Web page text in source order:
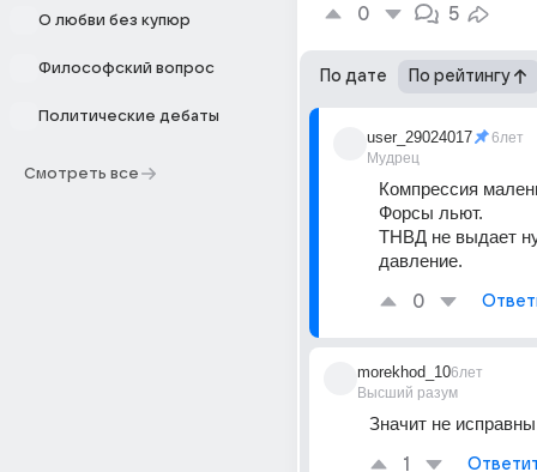
О любви без купюр
Философский вопрос
Политические дебаты
Смотреть все
0 5
По дате По рейтингу
user_29024017
Мудрец
6лет
Компрессия
Форсы льют.
ТНВД не выдает
давление.
0
morekhod_10
Высший разум
6лет
Значит не
1